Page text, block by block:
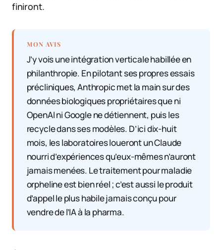
finiront.
MON AVIS
J’y vois une intégration verticale habillée en
philanthropie. En pilotant ses propres essais
précliniques, Anthropic met la main sur des
données biologiques propriétaires que ni
OpenAI ni Google ne détiennent, puis les
recycle dans ses modèles. D’ici dix-huit
mois, les laboratoires loueront un Claude
nourri d’expériences qu’eux-mêmes n’auront
jamais menées. Le traitement pour maladie
orpheline est bien réel ; c’est aussi le produit
d’appel le plus habile jamais conçu pour
vendre de l’IA à la pharma.